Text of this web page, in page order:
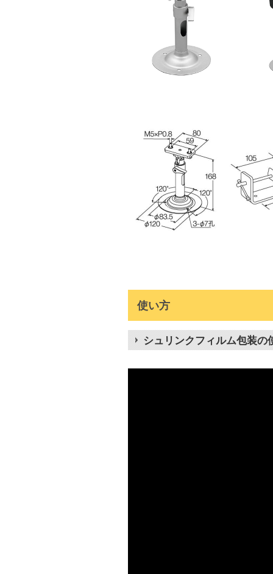
使い方
シュリンクフィルム包装の